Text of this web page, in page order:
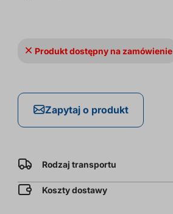
Produkt dostępny na zamówienie
Zapytaj o produkt
Rodzaj transportu
Koszty dostawy